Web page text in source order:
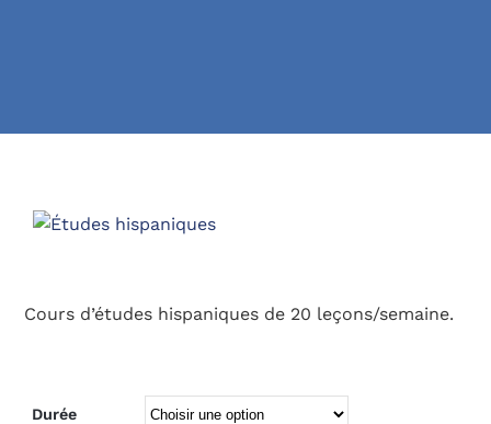
Cours d’études hispaniques de 20 leçons/semaine.
Durée